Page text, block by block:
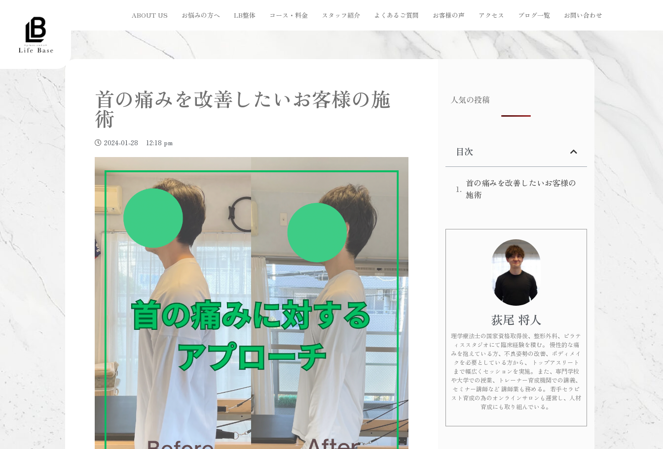
ABOUT US お悩みの方へ LB整体 コース・料金 スタッフ紹介 よくあるご質問 お客様の声 アクセス ブログ一覧 お問い合わせ
首の痛みを改善したいお客様の施
術
2024-01-28 12:18 pm
人気の投稿
目次
首の痛みを改善したいお客様の
施術
荻尾 将人
理学療法士の国家資格取得後、整形外科、ピラテ
ィススタジオにて臨床経験を積む。 慢性的な痛
みを抱えている方、不良姿勢の改善、ボディメイ
クを必要としている方から、 トップアスリート
まで幅広くセッションを実施。 また、専門学校
や大学での授業、トレーナー育成機関での講義、
セミナー講師など 講師業も務める。 若手セラピ
スト育成の為のオンラインサロンも運営し、人材
育成にも取り組んでいる。